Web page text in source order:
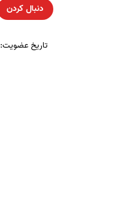
دنبال کردن
تاریخ عضویت: